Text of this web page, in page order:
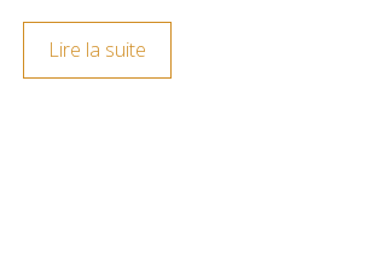
Lire la suite